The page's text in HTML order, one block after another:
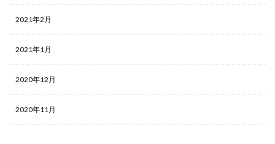
2021年2月
2021年1月
2020年12月
2020年11月